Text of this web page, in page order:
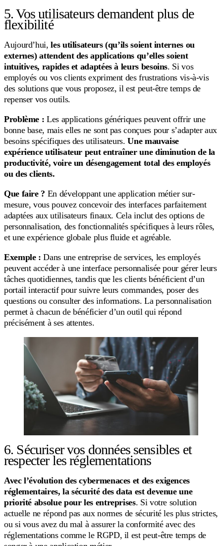
5. Vos utilisateurs demandent plus de
flexibilité
Aujourd’hui,les utilisateurs (qu’ils soient internes ou
externes) attendent des applications qu’elles soient
intuitives, rapides et adaptées à leurs besoins. Si vos
employés ou vos clients expriment des frustrations vis-à-vis
des solutions que vous proposez, il est peut-être temps de
repenser vos outils.
Problème : Les applications génériques peuvent offrir une
bonne base, mais elles ne sont pas conçues pour s’adapter aux
besoins spécifiques des utilisateurs.Une mauvaise
expérience utilisateur peut entraîner une diminution de la
productivité, voire un désengagement total des employés
ou des clients.
Que faire ? En développant une application métier sur-
mesure, vous pouvez concevoir des interfaces parfaitement
adaptées aux utilisateurs finaux. Cela inclut des options de
personnalisation, des fonctionnalités spécifiques à leurs rôles,
et une expérience globale plus fluide et agréable.
Exemple : Dans une entreprise de services, les employés
peuvent accéder à une interface personnalisée pour gérer leurs
tâches quotidiennes, tandis que les clients bénéficient d’un
portail interactif pour suivre leurs commandes, poser des
questions ou consulter des informations. La personnalisation
permet à chacun de bénéficier d’un outil qui répond
précisément à ses attentes.
6. Sécuriser vos données sensibles et
respecter les réglementations
Avec l’évolution des cybermenaces et des exigences
réglementaires, la sécurité des data est devenue une
priorité absolue pour les entreprises. Si votre solution
actuelle ne répond pas aux normes de sécurité les plus strictes,
ou si vous avez du mal à assurer la conformité avec des
réglementations comme le RGPD, il est peut-être temps de